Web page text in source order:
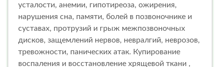
усталости, анемии, гипотиреоза, ожирения,
нарушения сна, памяти, болей в позвоночнике и
суставах, протрузий и грыж межпозвоночных
дисков, защемлений нервов, невралгий, неврозов,
тревожности, панических атак. Купирование
воспаления и восстановление хрящевой ткани ,